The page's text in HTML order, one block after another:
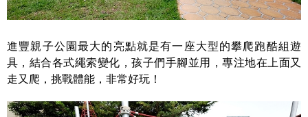
進豐親子公園最大的亮點就是有一座大型的攀爬跑酷組遊
具，結合各式繩索變化，孩子們手腳並用，專注地在上面又
走又爬，挑戰體能，非常好玩！